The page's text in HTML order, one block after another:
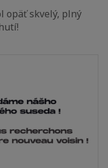
opäť skvelý, plný